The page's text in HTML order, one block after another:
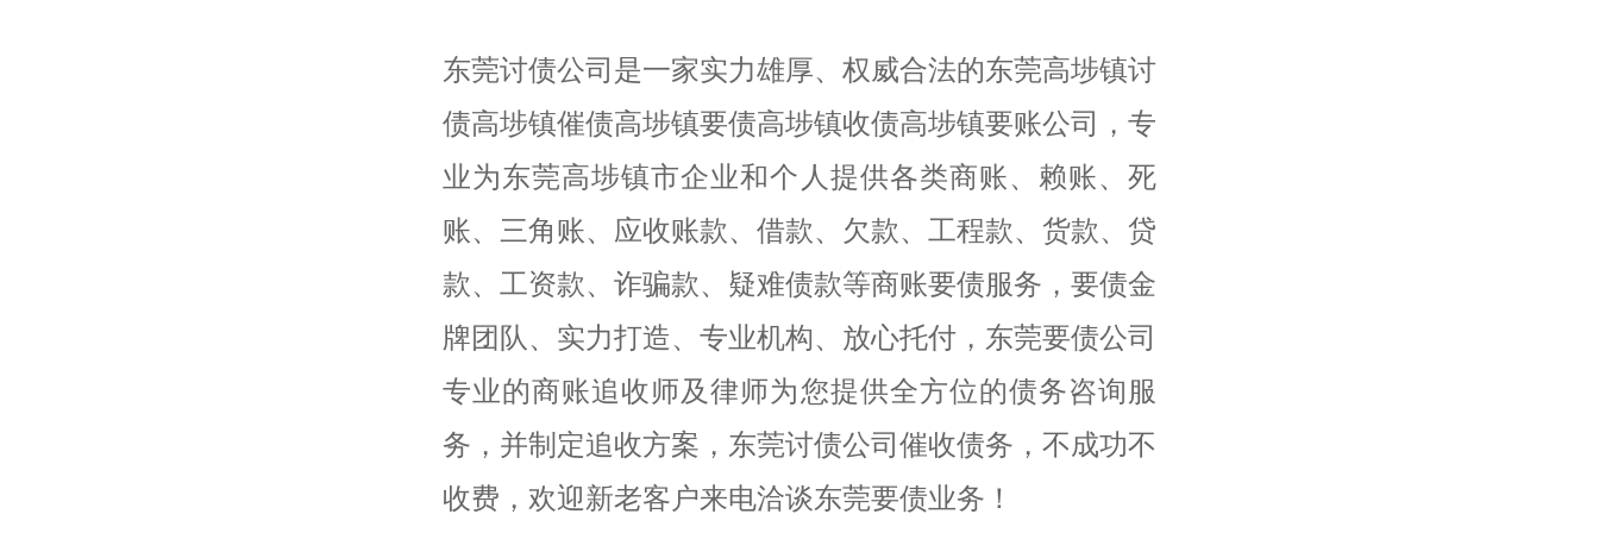
东莞讨债公司是一家实力雄厚、权威合法的东莞高埗镇讨
债高埗镇催债高埗镇要债高埗镇收债高埗镇要账公司，专
业为东莞高埗镇市企业和个人提供各类商账、赖账、死
账、三角账、应收账款、借款、欠款、工程款、货款、贷
款、工资款、诈骗款、疑难债款等商账要债服务，要债金
牌团队、实力打造、专业机构、放心托付，东莞要债公司
专业的商账追收师及律师为您提供全方位的债务咨询服
务，并制定追收方案，东莞讨债公司催收债务，不成功不
收费，欢迎新老客户来电洽谈东莞要债业务！